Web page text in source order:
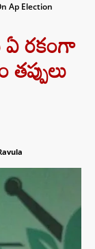
Ap Election
ఏ రకంగా